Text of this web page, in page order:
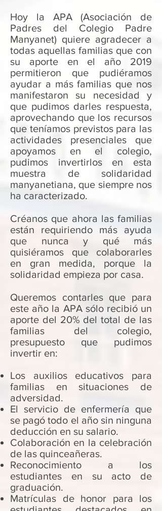
Hoy la APA (Asociación de
Padres del Colegio Padre
Manyanet) quiere agradecer a
todas aquellas familias que con
su aporte en el año 2019
permitieron que pudiéramos
ayudar a más familias que nos
manifestaron su necesidad y
que pudimos darles respuesta,
aprovechando que los recursos
que teníamos previstos para las
actividades presenciales que
apoyamos en el colegio,
pudimos invertirlos en esta
muestra de solidaridad
manyanetiana, que siempre nos
ha caracterizado.
Créanos que ahora las familias
están requiriendo más ayuda
que nunca y qué más
quisiéramos que colaborarles
en gran medida, porque la
solidaridad empieza por casa.
Queremos contarles que para
este año la APA sólo recibió un
aporte del 20% del total de las
familias del colegio,
presupuesto que pudimos
invertir en:
Los auxilios educativos para
familias en situaciones de
adversidad.
El servicio de enfermería que
se pagó todo el año sin ninguna
deducción en su salario.
Colaboración en la celebración
de las quinceañeras.
Reconocimiento a los
estudiantes en su acto de
graduación.
Matrículas de honor para los